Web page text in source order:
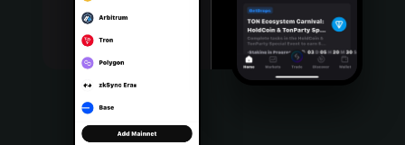
Bahasa Indonesia
Português (Brasil)
Español (Argentina)